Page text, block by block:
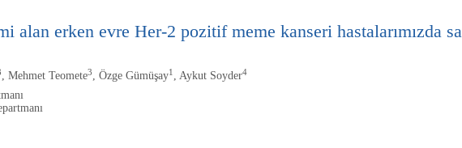
erken evre Her-2 pozitif meme kanseri hastalarımızda
, Mehmet Teomete3 , Özge Gümüşay1 , Aykut Soyder4